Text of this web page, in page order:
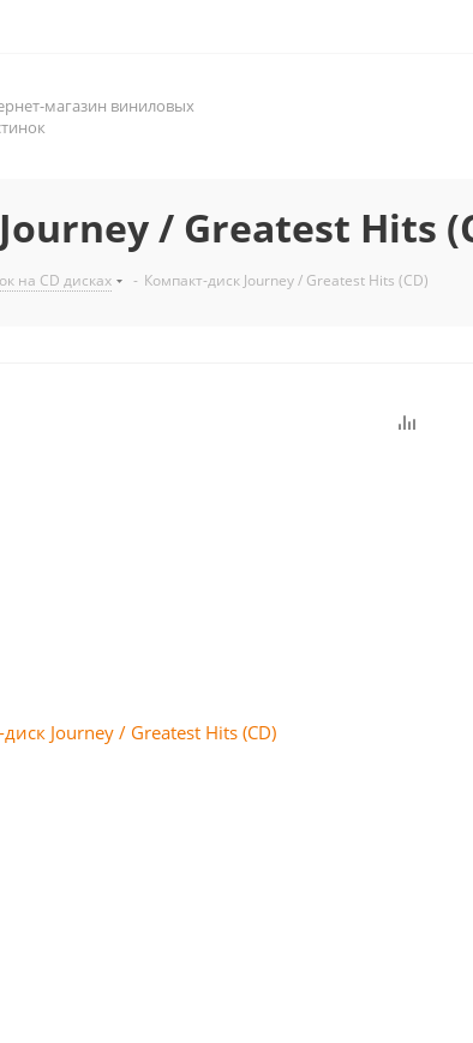
магазин виниловых
/ Greatest Hits
на CD дисках - Компакт-диск Journey / Greatest Hits (CD)